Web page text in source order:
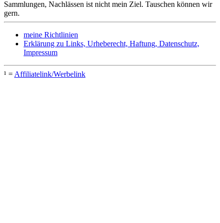
Sammlungen, Nachlässen ist nicht mein Ziel. Tauschen können wir
gern.
meine Richtlinien
Erklärung zu Links, Urheberecht, Haftung, Datenschutz,
Impressum
¹ = Affiliatelink/Werbelink